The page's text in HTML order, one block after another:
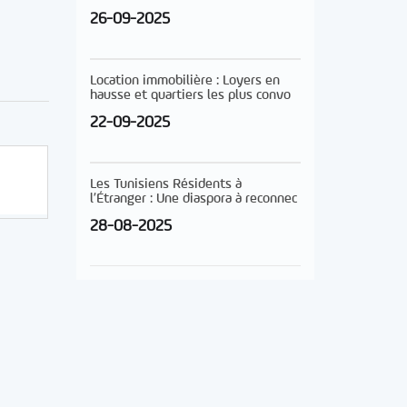
26-09-2025
Location immobilière : Loyers en
hausse et quartiers les plus convo
22-09-2025
Les Tunisiens Résidents à
l’Étranger : Une diaspora à reconnec
28-08-2025